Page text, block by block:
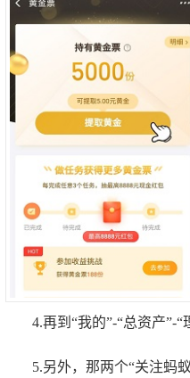
4.再到“我的”-“总资产”-“
5.另外，那两个“关注蚂